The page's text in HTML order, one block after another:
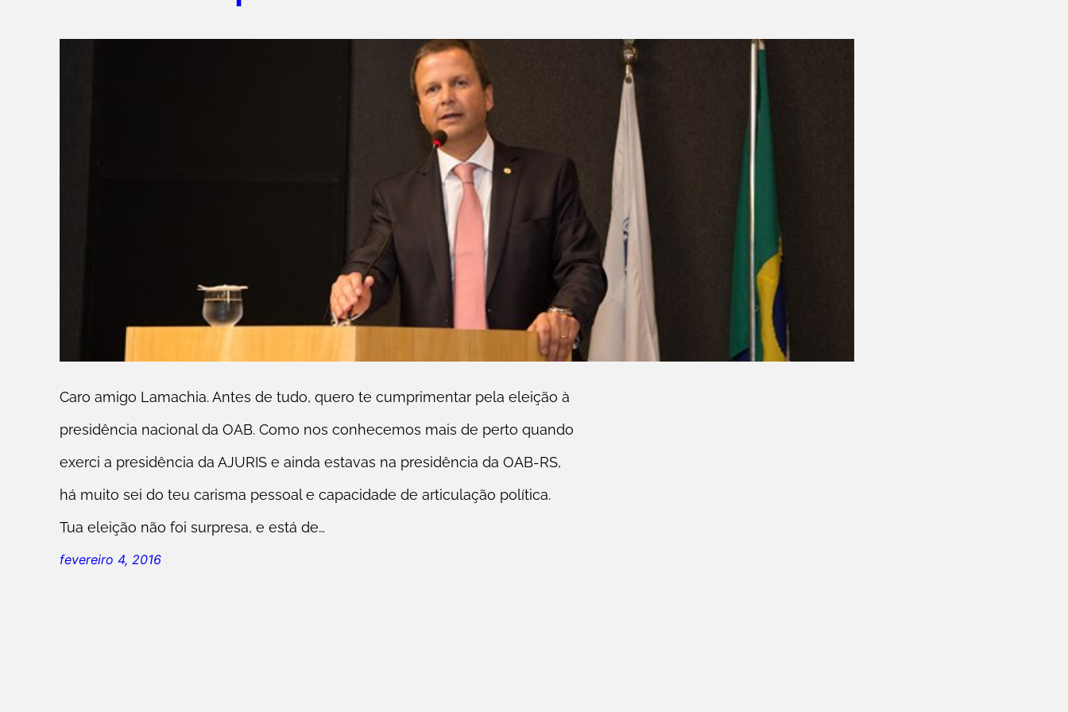
Caro amigo Lamachia. Antes de tudo, quero te cumprimentar pela eleição à
presidência nacional da OAB. Como nos conhecemos mais de perto quando
exerci a presidência da AJURIS e ainda estavas na presidência da OAB-RS,
há muito sei do teu carisma pessoal e capacidade de articulação política.
Tua eleição não foi surpresa, e está de…
fevereiro 4, 2016